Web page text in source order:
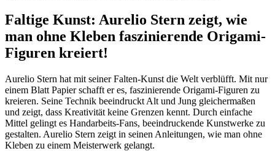
Faltige Kunst: Aurelio Stern zeigt, wie
man ohne Kleben faszinierende Origami-
Figuren kreiert!
Aurelio Stern hat mit seiner Falten-Kunst die Welt verblüfft. Mit nur
einem Blatt Papier schafft er es, faszinierende Origami-Figuren zu
kreieren. Seine Technik beeindruckt Alt und Jung gleichermaßen
und zeigt, dass Kreativität keine Grenzen kennt. Durch einfache
Mittel gelingt es Handarbeits-Fans, beeindruckende Kunstwerke zu
gestalten. Aurelio Stern zeigt in seinen Anleitungen, wie man ohne
Kleben zu einem Meisterwerk gelangt.